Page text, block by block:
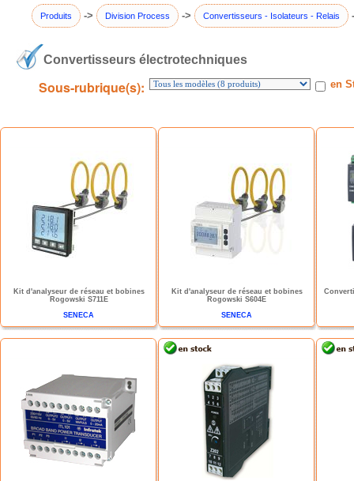
Produits -> Division Process -> Convertisseurs - Isolateurs - Relais
Convertisseurs électrotechniques
Sous-rubrique(s): en
Kit d'analyseur de réseau et bobines
Rogowski S711E
SENECA
Kit d'analyseur de réseau et bobines
Rogowski S604E
SENECA